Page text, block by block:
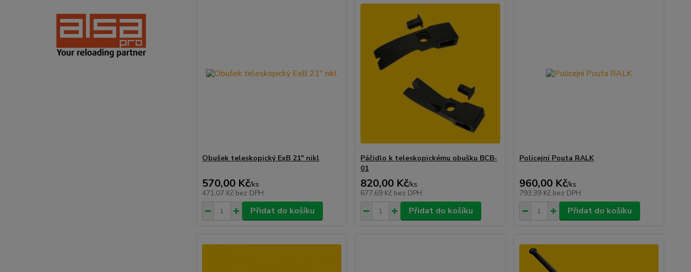
Obušek teleskopický ExB 21" nikl
570,00 Kč/ks
471,07 Kč bez DPH
Přidat do košíku
Páčidlo k teleskopickému obušku BCB-
01
820,00 Kč/ks
677,69 Kč bez DPH
Přidat do košíku
Policejní Pouta RALK
960,00 Kč/ks
793,39 Kč bez DPH
Přidat do košíku